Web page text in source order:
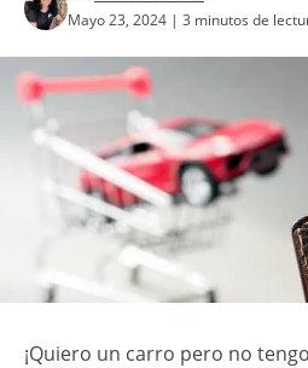
Mayo 23, 2024 | 3 minutos de
¡Quiero un carro pero no